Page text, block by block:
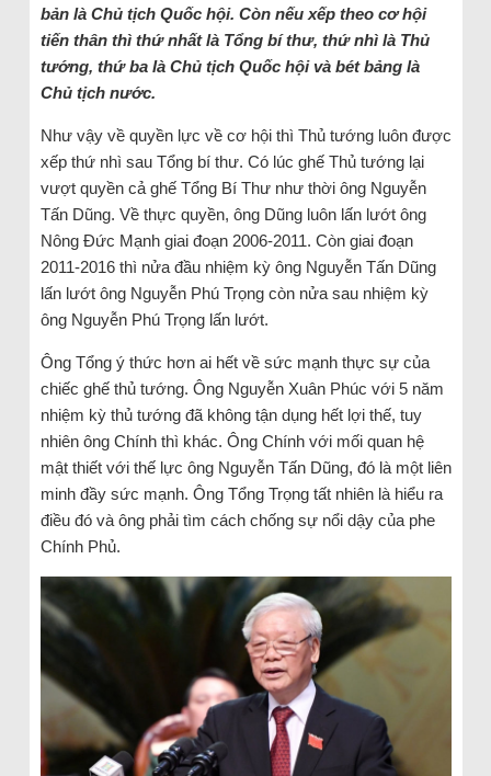
bản là Chủ tịch Quốc hội. Còn nếu xếp theo cơ hội
tiến thân thì thứ nhất là Tổng bí thư, thứ nhì là Thủ
tướng, thứ ba là Chủ tịch Quốc hội và bét bảng là
Chủ tịch nước.
Như vậy về quyền lực về cơ hội thì Thủ tướng luôn được
xếp thứ nhì sau Tổng bí thư. Có lúc ghế Thủ tướng lại
vượt quyền cả ghế Tổng Bí Thư như thời ông Nguyễn
Tấn Dũng. Về thực quyền, ông Dũng luôn lấn lướt ông
Nông Đức Mạnh giai đoạn 2006-2011. Còn giai đoạn
2011-2016 thì nửa đầu nhiệm kỳ ông Nguyễn Tấn Dũng
lấn lướt ông Nguyễn Phú Trọng còn nửa sau nhiệm kỳ
ông Nguyễn Phú Trọng lấn lướt.
Ông Tổng ý thức hơn ai hết về sức mạnh thực sự của
chiếc ghế thủ tướng. Ông Nguyễn Xuân Phúc với 5 năm
nhiệm kỳ thủ tướng đã không tận dụng hết lợi thế, tuy
nhiên ông Chính thì khác. Ông Chính với mối quan hệ
mật thiết với thế lực ông Nguyễn Tấn Dũng, đó là một liên
minh đầy sức mạnh. Ông Tổng Trọng tất nhiên là hiểu ra
điều đó và ông phải tìm cách chống sự nổi dậy của phe
Chính Phủ.